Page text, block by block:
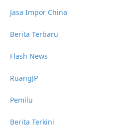
Jasa Impor China
Berita Terbaru
Flash News
RuangJP
Pemilu
Berita Terkini